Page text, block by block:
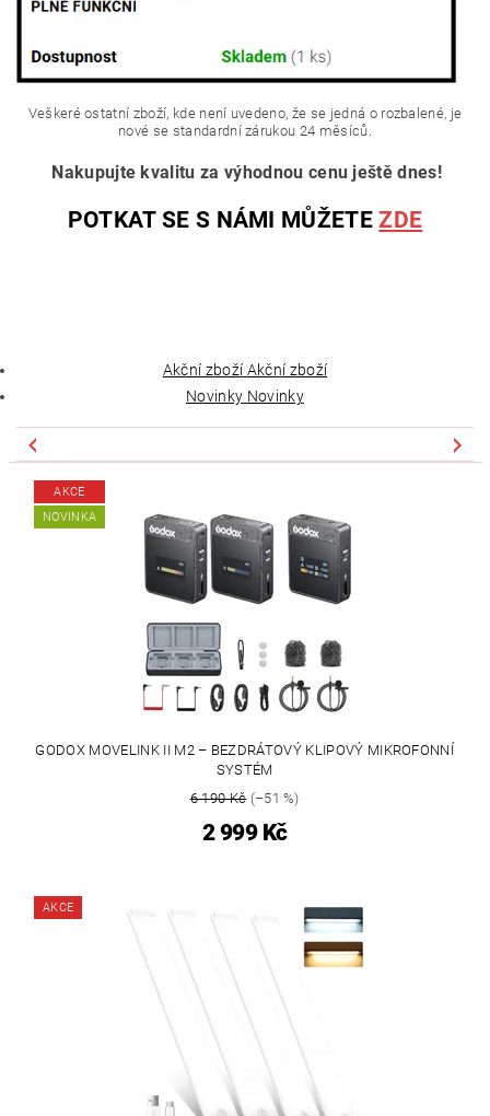
Veškeré ostatní zboží, kde není uvedeno, že se jedná o rozbalené, je
nové se standardní zárukou 24 měsíců.
Nakupujte kvalitu za výhodnou cenu ještě dnes!
POTKAT SE S NÁMI MŮŽETEZDE
Akční zboží Akční zboží
Novinky Novinky
AKCE
NOVINKA
GODOX MOVELINK II M2 – BEZDRÁTOVÝ KLIPOVÝ MIKROFONNÍ
SYSTÉM
6 190 Kč(–51 %)
2 999 Kč
AKCE